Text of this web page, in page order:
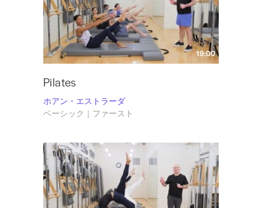
19:00
Pilates
ホアン・エストラーダ
ベーシック｜ファースト